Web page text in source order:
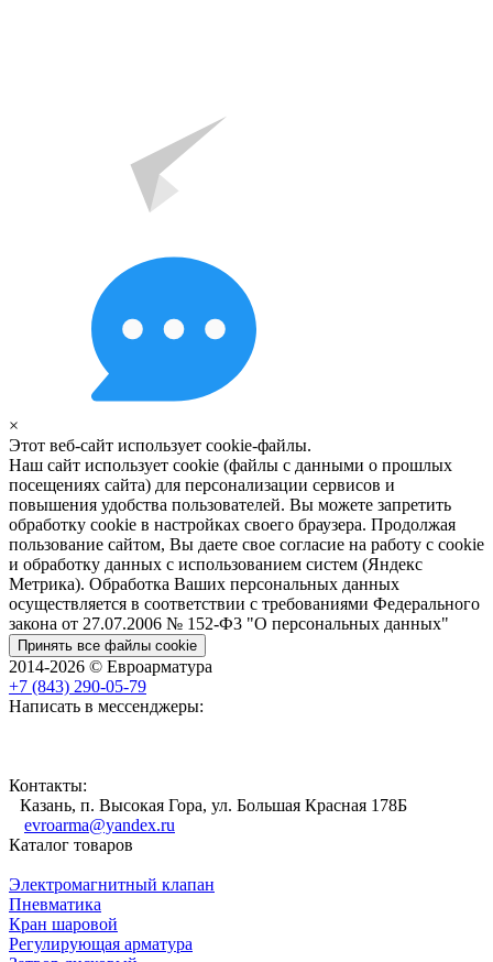
×
Этот веб-сайт использует cookie-файлы.
Наш сайт использует cookie (файлы с данными о прошлых
посещениях сайта) для персонализации сервисов и
повышения удобства пользователей. Вы можете запретить
обработку cookie в настройках своего браузера. Продолжая
пользование сайтом, Вы даете свое согласие на работу с cookie
и обработку данных с использованием систем (Яндекс
Метрика). Обработка Ваших персональных данных
осуществляется в соответствии с требованиями Федерального
закона от 27.07.2006 № 152-Ф3 "О персональных данных"
Принять все файлы cookie
2014-2026 © Евроарматура
+7 (843) 290-05-79
Написать в мессенджеры:
Контакты:
Казань, п. Высокая Гора, ул. Большая Красная 178Б
evroarma@yandex.ru
Каталог товаров
Электромагнитный клапан
Пневматика
Кран шаровой
Регулирующая арматура